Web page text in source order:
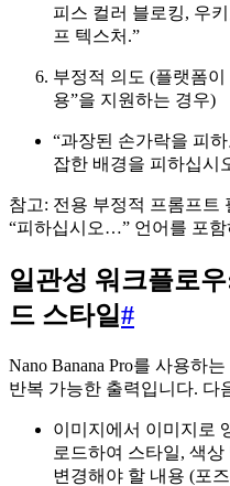
피스 컬러 블로킹, 우
프 텍스처.”
부정적 의도 (플랫폼
용”을 지원하는 경우)
“과장된 손가락을 피
잡한 배경을 피하십시
참고: 전용 부정적 프롬프트
“피하십시오…” 언어를 포함
일관성 워크플로
드 스타일#
Nano Banana Pro를 사용하
반복 가능한 출력입니다. 다
이미지에서 이미지로
로드하여 스타일, 색
변경해야 할 내용 (포